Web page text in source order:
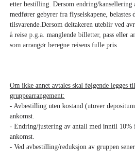
etter bestilling. Dersom endring/kansellering
medfører gebyrer fra flyselskapene, belastes
tilsvarende.Dersom deltakeren uteblir ved
å reise p.g.a. manglende billetter, pass eller
som arrangør beregne reisens fulle pris.
Om ikke annet avtales skal følgende legges
gruppearrangement:
- Avbestilling uten kostand (utover
ankomst.
- Endring/justering av antall med inntil 10%
ankomst.
- Ved avbestilling/reduksjon av gruppen